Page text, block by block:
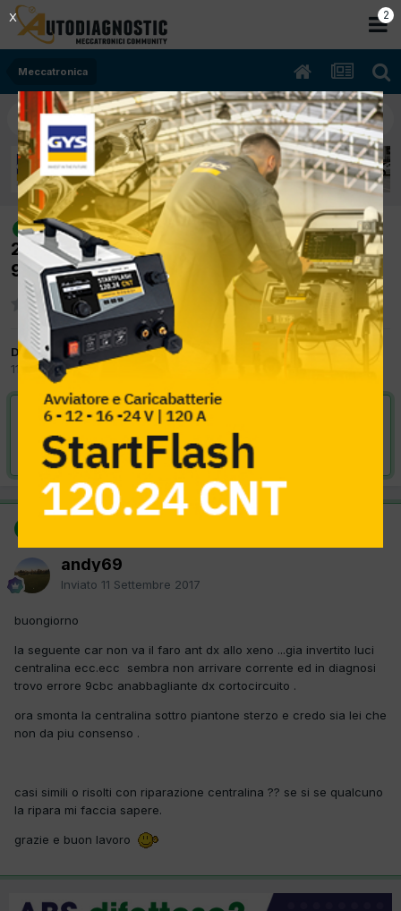
Meccatronica
risolto
[BMW SERIE 1 09/2005 1995cc
204D4 90Kw Diesel] non va xenon dx errore
9CBC
Da andy69
11 Settembre 2017
VAI ALLA SOLUZIONE
Risolta da andy69, 11 Settembre 2017
andy69
Inviato 11 Settembre 2017
buongiorno
la seguente car non va il faro ant dx allo xeno ...gia invertito luci
centralina ecc.ecc sembra non arrivare corrente ed in diagnosi
trovo errore 9cbc anabbagliante dx cortocircuito .
ora smonta la centralina sottro piantone sterzo e credo sia lei che
non da piu consenso .
casi simili o risolti con riparazione centralina ?? se si se qualcuno
la ripara mi faccia sapere.
grazie e buon lavoro
1
X